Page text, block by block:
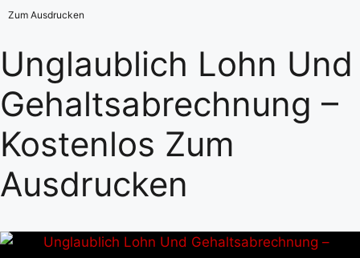
Zum Ausdrucken
Unglaublich Lohn Und
Gehaltsabrechnung –
Kostenlos Zum
Ausdrucken